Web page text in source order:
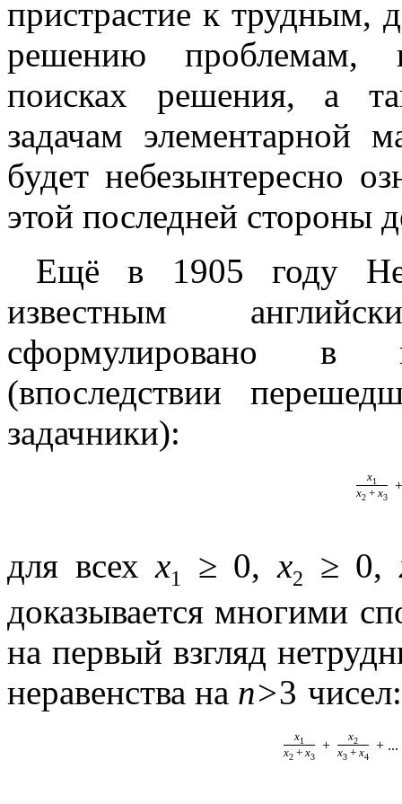
пристрастие к трудным,
решению проблемам,
поисках решения, а
задачам элементарной
будет небезынтересно
этой последней стороны
Ещё в 1905 году
известным
сформулировано в
(впоследствии
задачники):
x1
x2+ x3
для всехx1 ≥ 0,x2 ≥ 0,
доказывается многими
на первый взгляд
неравенства на n>3 чисел:
x1
x2+ x3
+
x2
x3+ x4
+